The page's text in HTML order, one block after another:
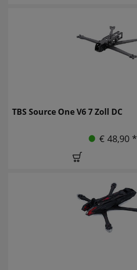
TBS Source One V6 7 Zoll DC
€ 48,90 *